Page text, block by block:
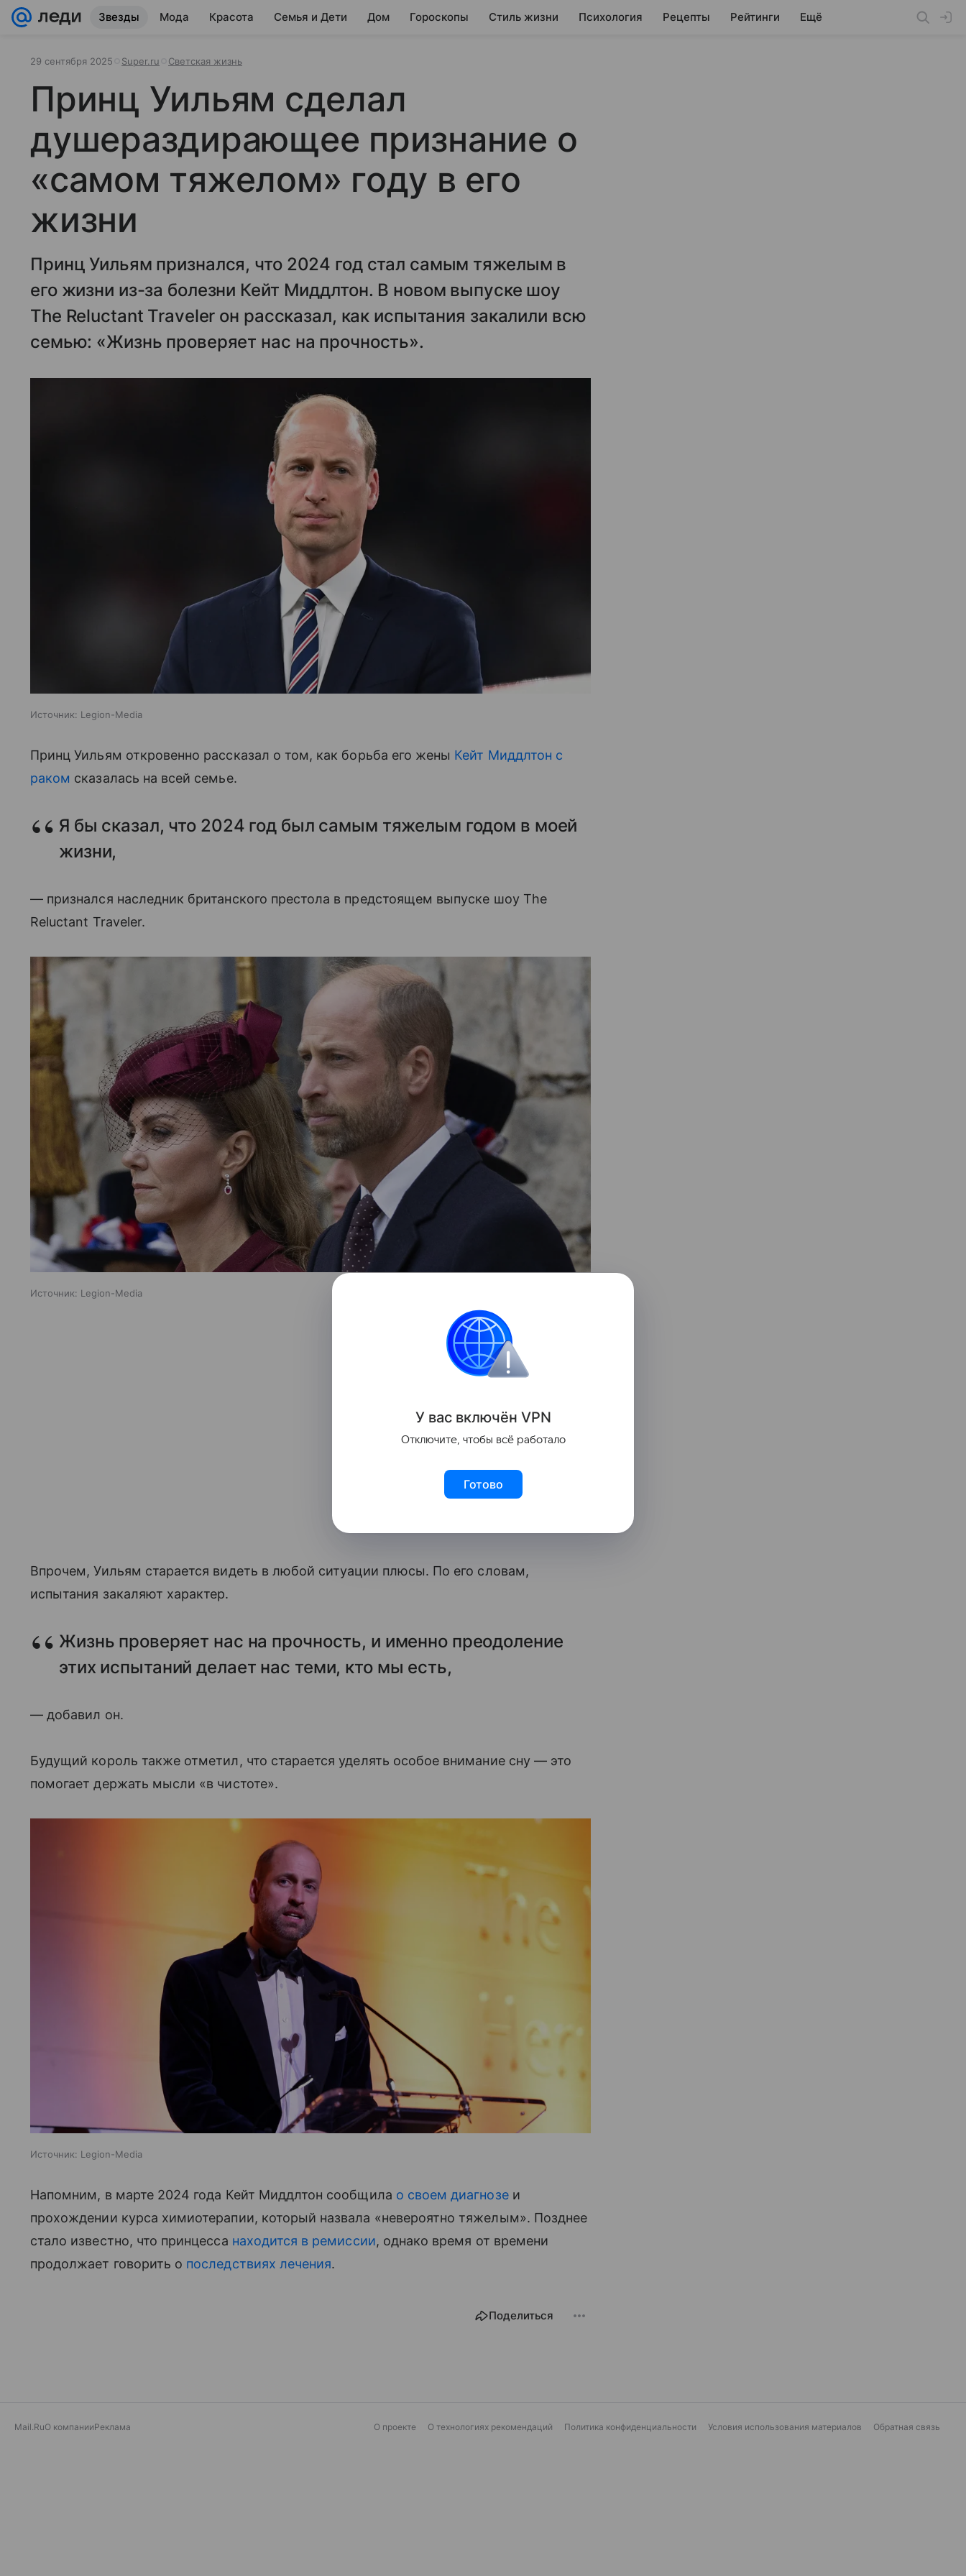
Звезды Мода Красота Семья и Дети Дом Гороскопы Стиль жизни Психология Рецепты Рейтинги Ещё
29 сентября 2025 Super.ru Светская жизнь
Принц Уильям сделал
душераздирающее признание о
«самом тяжелом» году в его
жизни
Принц Уильям признался, что 2024 год стал самым тяжелым в
его жизни из-за болезни Кейт Миддлтон. В новом выпуске шоу
The Reluctant Traveler он рассказал, как испытания закалили всю
семью: «Жизнь проверяет нас на прочность».
Источник: Legion-Media
Принц Уильям откровенно рассказал о том, как борьба его жены Кейт Миддлтон с
раком сказалась на всей семье.
Я бы сказал, что 2024 год был самым тяжелым годом в моей
жизни,
— признался наследник британского престола в предстоящем выпуске шоу The
Reluctant Traveler.
Источник: Legion-Media
Впрочем, Уильям старается видеть в любой ситуации плюсы. По его словам,
испытания закаляют характер.
Жизнь проверяет нас на прочность, и именно преодоление
этих испытаний делает нас теми, кто мы есть,
— добавил он.
Будущий король также отметил, что старается уделять особое внимание сну — это
помогает держать мысли «в чистоте».
Источник: Legion-Media
Напомним, в марте 2024 года Кейт Миддлтон сообщила о своем диагнозеи
прохождении курса химиотерапии, который назвала «невероятно тяжелым». Позднее
стало известно, что принцесса находится в ремиссии, однако время от времени
продолжает говорить о последствиях лечения.
Поделиться
Mail.RuО компанииРеклама О проекте О технологиях рекомендаций Политика конфиденциальности Условия использования материалов Обратная связь
У вас включён VPN
Отключите, чтобы всё работало
Готово